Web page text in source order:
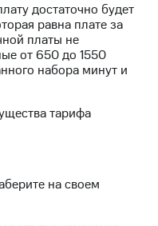
достаточно будет
равна плате за
платы не
от 650 до 1550
набора минут и
тарифа
на своем